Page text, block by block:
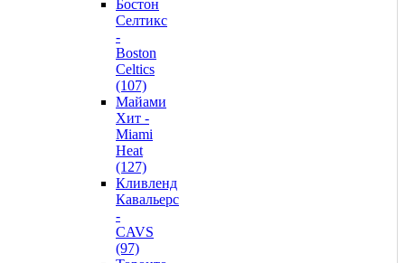
Бостон
Селтикс
-
Boston
Celtics
(107)
Майами
Хит -
Miami
Heat
(127)
Кливленд
Кавальерс
-
CAVS
(97)